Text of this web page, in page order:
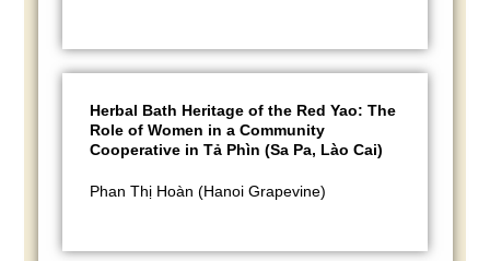
Herbal Bath Heritage of the Red Yao: The
Role of Women in a Community
Cooperative in Tả Phìn (Sa Pa, Lào Cai)
Phan Thị Hoàn (Hanoi Grapevine)